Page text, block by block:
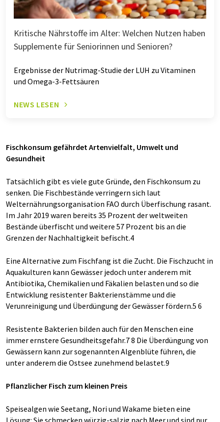
Kritische Nährstoffe im Alter: Welchen Nutzen haben
Supplemente für Seniorinnen und Senioren?
Ergebnisse der Nutrimag-Studie der LUH zu Vitaminen
und Omega-3-Fettsäuren
NEWS LESEN
Fischkonsum gefährdet Artenvielfalt, Umwelt und
Gesundheit
Tatsächlich gibt es viele gute Gründe, den Fischkonsum zu
senken. Die Fischbestände verringern sich laut
Welternährungsorganisation FAO durch Überfischung rasant.
Im Jahr 2019 waren bereits 35 Prozent der weltweiten
Bestände überfischt und weitere 57 Prozent bis an die
Grenzen der Nachhaltigkeit befischt.4
Eine Alternative zum Fischfang ist die Zucht. Die Fischzucht in
Aquakulturen kann Gewässer jedoch unter anderem mit
Antibiotika, Chemikalien und Fäkalien belasten und so die
Entwicklung resistenter Bakterienstämme und die
Verunreinigung und Überdüngung der Gewässer fördern.5 6
Resistente Bakterien bilden auch für den Menschen eine
immer ernstere Gesundheitsgefahr.7 8 Die Überdüngung von
Gewässern kann zur sogenannten Algenblüte führen, die
unter anderem die Ostsee zunehmend belastet.9
Pflanzlicher Fisch zum kleinen Preis
Speisealgen wie Seetang, Nori und Wakame bieten eine